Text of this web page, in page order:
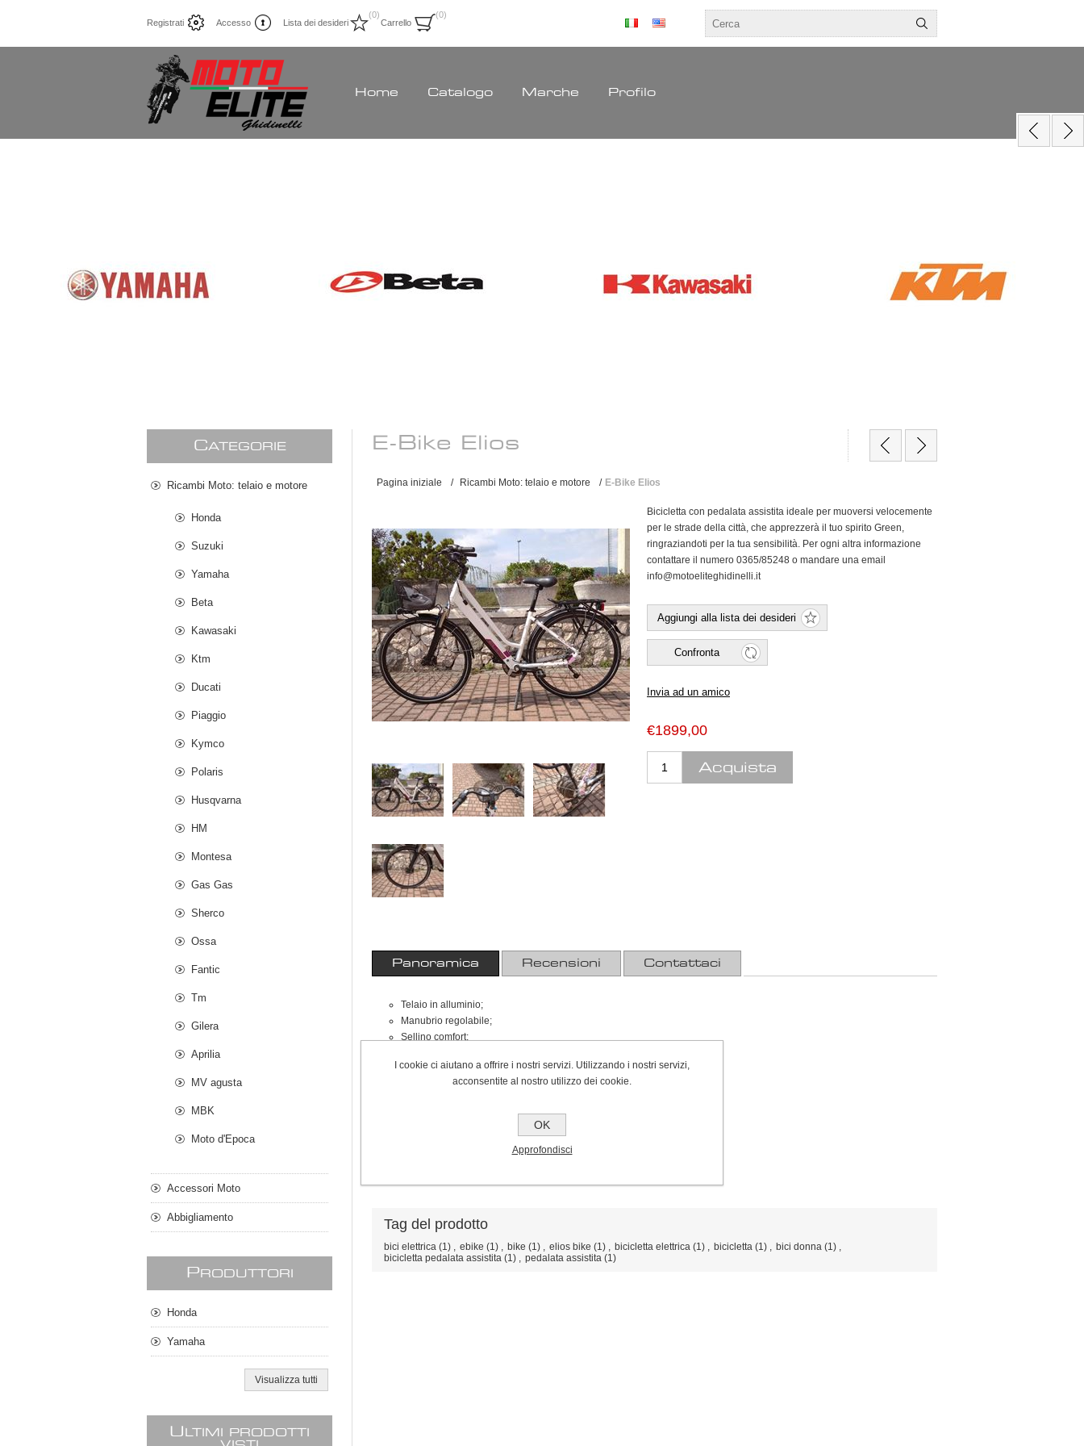
Registrati Accesso Lista dei desideri
(0)
Carrello
(0)
Home Catalogo Marche Profilo
E-Bike Elios
Pagina iniziale / Ricambi Moto: telaio e motore / E-Bike Elios
Bicicletta con pedalata assistita ideale per muoversi velocemente
per le strade della città, che apprezzerà il tuo spirito Green,
ringraziandoti per la tua sensibilità. Per ogni altra informazione
contattare il numero 0365/85248 o mandare una email
info@motoeliteghidinelli.it
€1899,00
Panoramica Recensioni Contattaci
Telaio in alluminio;
Manubrio regolabile;
Sellino comfort;
Freni idraulici SHIMANO;
Motore posteriore;
Tag del prodotto
bici elettrica (1) , ebike (1) , bike (1) , elios bike (1) , bicicletta elettrica (1) , bicicletta (1) , bici donna (1) ,
bicicletta pedalata assistita (1) , pedalata assistita (1)
CATEGORIE
Ricambi Moto: telaio e motore
Honda
Suzuki
Yamaha
Beta
Kawasaki
Ktm
Ducati
Piaggio
Kymco
Polaris
Husqvarna
HM
Montesa
Gas Gas
Sherco
Ossa
Fantic
Tm
Gilera
Aprilia
MV agusta
MBK
Moto d'Epoca
Accessori Moto
Abbigliamento
P RODUTTORI
Honda
Yamaha
Visualizza tutti
U LTIMI PRODOTTI
I cookie ci aiutano a offrire i nostri servizi. Utilizzando i nostri servizi,
acconsentite al nostro utilizzo dei cookie.
OK
Approfondisci